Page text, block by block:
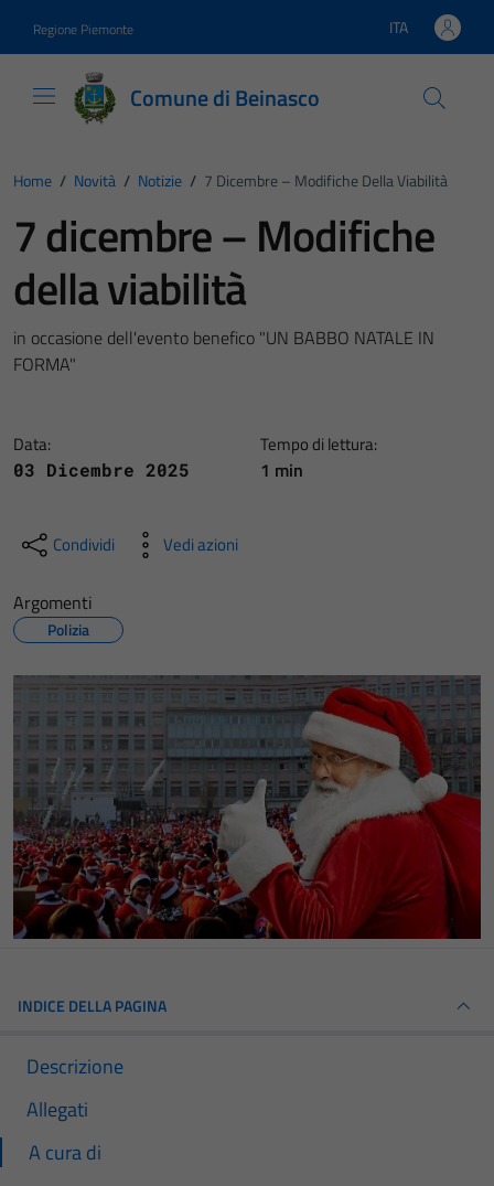
Regione Piemonte Lingua attiva:
ITA
Comune di Beinasco
Home / Novità / Notizie / 7 Dicembre – Modifiche Della Viabilità
7 dicembre – Modifiche
della viabilità
in occasione dell'evento benefico "UN BABBO NATALE IN
FORMA"
Data:
03 Dicembre 2025
Tempo di lettura:
1 min
Condividi Vedi azioni
Argomenti
Polizia
INDICE DELLA PAGINA
Descrizione
Allegati
A cura di